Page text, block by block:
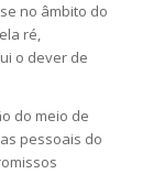
no âmbito do
ré,
o dever de
do meio de
pessoais do